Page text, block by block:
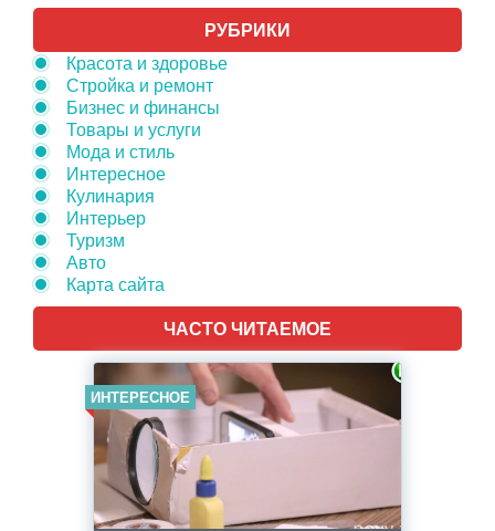
РУБРИКИ
Красота и здоровье
Стройка и ремонт
Бизнес и финансы
Товары и услуги
Мода и стиль
Интересное
Кулинария
Интерьер
Туризм
Авто
Карта сайта
ЧАСТО ЧИТАЕМОЕ
ИНТЕРЕСНОЕ